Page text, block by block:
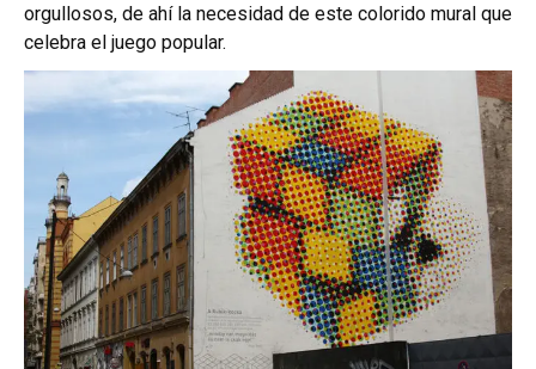
orgullosos, de ahí la necesidad de este colorido mural que
celebra el juego popular.